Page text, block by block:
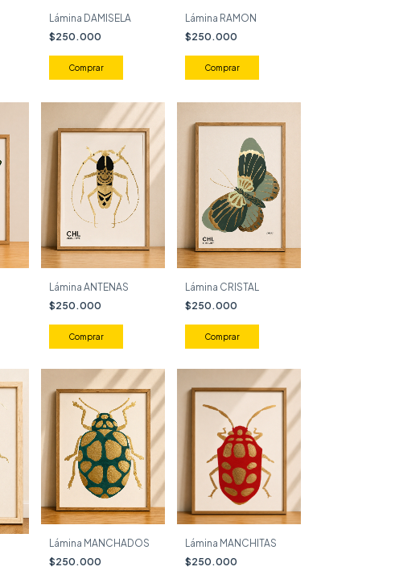
Lámina DAMISELA
$250.000
Comprar
Lámina RAMON
$250.000
Comprar
Lámina ANTENAS
$250.000
Comprar
Lámina CRISTAL
$250.000
Comprar
Lámina MANCHADOS
$250.000
Lámina MANCHITAS
$250.000